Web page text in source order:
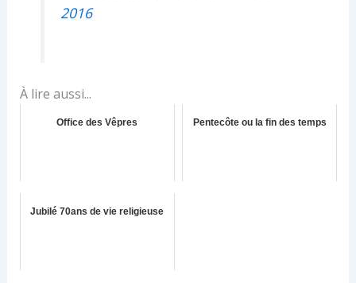
2016
À lire aussi...
Office des Vêpres Pentecôte ou la fin des temps
Jubilé 70ans de vie religieuse